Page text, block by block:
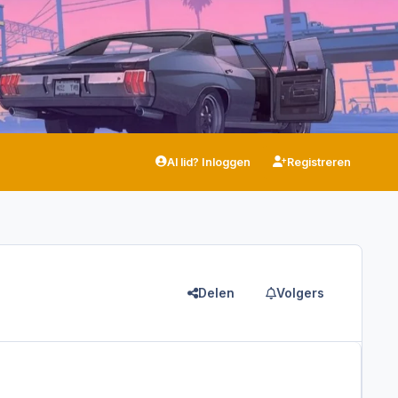
Al lid? Inloggen Registreren
Delen Volgers